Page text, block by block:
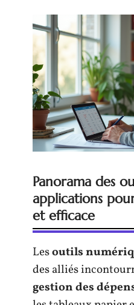
Panorama des
applications
et efficace
Lesoutils
des alliés
gestion des